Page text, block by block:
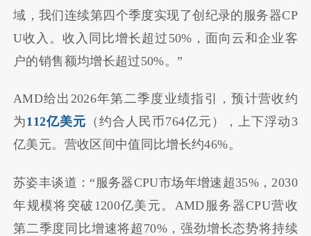
域，我们连续第四个季度实现了创纪录的服务器CP
U收入。收入同比增长超过50%，面向云和企业客
户的销售额均增长超过50%。”
AMD给出2026年第二季度业绩指引，预计营收约
为112亿美元 （约合人民币764亿元），上下浮动3
亿美元。营收区间中值同比增长约46%。
苏姿丰谈道：“服务器CPU市场年增速超35%，2030
年规模将突破1200亿美元。AMD服务器CPU营收
第二季度同比增速将超70%，强劲增长态势将持续